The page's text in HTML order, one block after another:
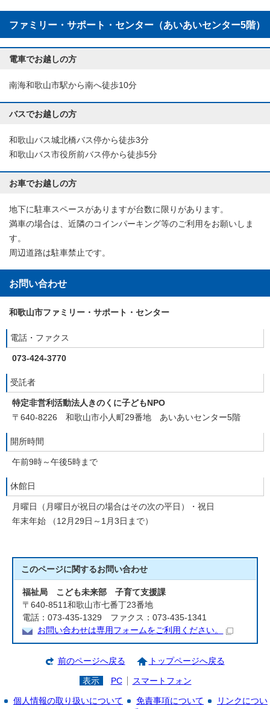
ファミリー・サポート・センター（あいあいセンター5階）
電車でお越しの方
南海和歌山市駅から南へ徒歩10分
バスでお越しの方
和歌山バス城北橋バス停から徒歩3分
和歌山バス市役所前バス停から徒歩5分
お車でお越しの方
地下に駐車スペースがありますが台数に限りがあります。
満車の場合は、近隣のコインパーキング等のご利用をお願いしま
す。
周辺道路は駐車禁止です。
お問い合わせ
和歌山市ファミリー・サポート・センター
電話・ファクス
073-424-3770
受託者
特定非営利活動法人きのくに子どもNPO
〒640-8226 和歌山市小人町29番地 あいあいセンター5階
開所時間
午前9時～午後5時まで
休館日
月曜日（月曜日が祝日の場合はその次の平日）・祝日
年末年始 （12月29日～1月3日まで）
このページに関するお問い合わせ
福祉局 こども未来部 子育て支援課
〒640-8511和歌山市七番丁23番地
電話：073-435-1329 ファクス：073-435-1341
お問い合わせは専用フォームをご利用ください。
前のページへ戻る トップページへ戻る
表示 PC スマートフォン
個人情報の取り扱いについて 免責事項について
リンクについ